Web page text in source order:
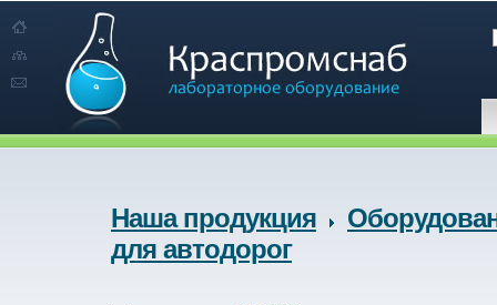
Наша продукция
для автодорог